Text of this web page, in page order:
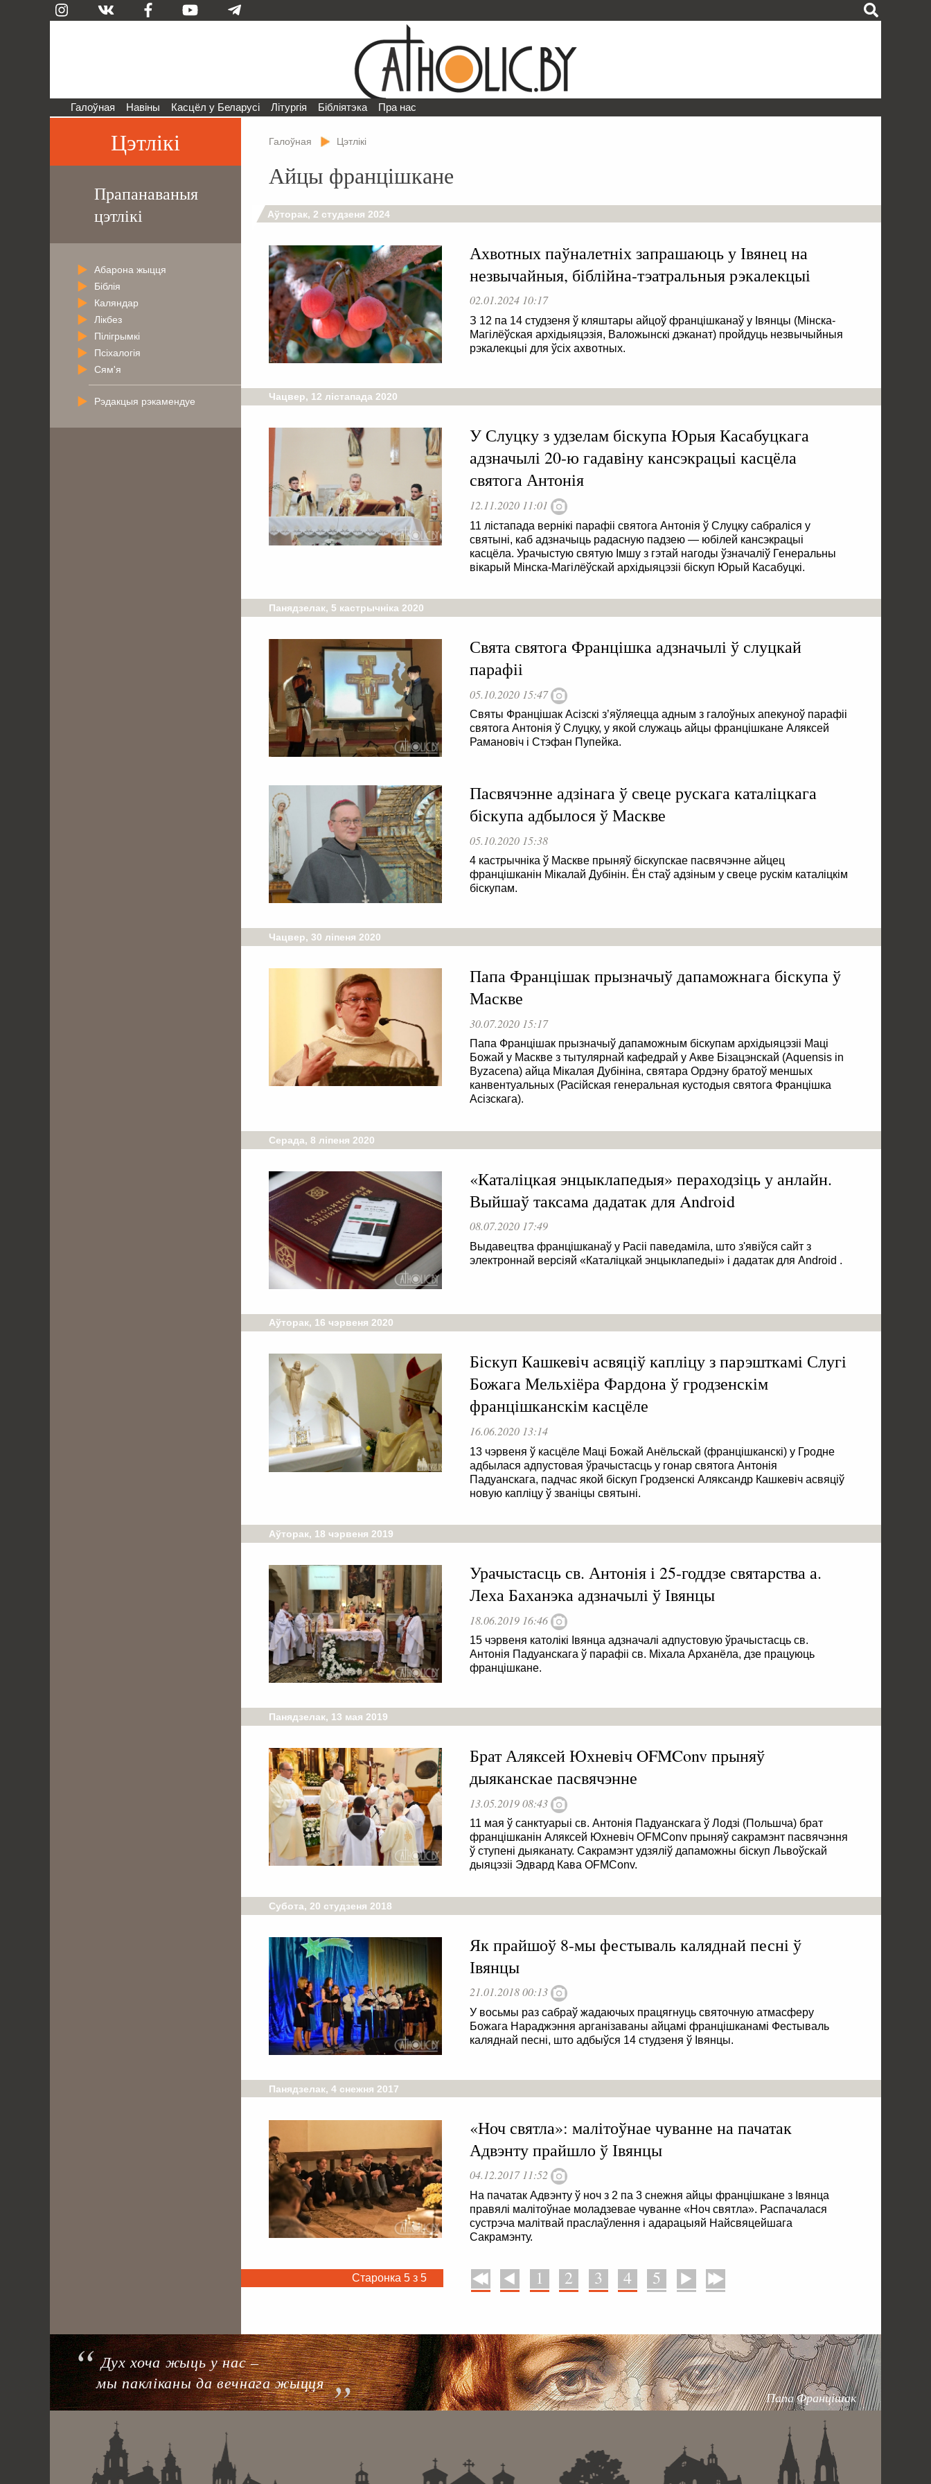
Галоўная Навіны Касцёл у Беларусі Літургія Бібліятэка Пра нас
Галоўная Цэтлікі
Айцы францішкане
Аўторак, 2 студзеня 2024
Ахвотных паўналетніх запрашаюць у Івянец на
незвычайныя, біблійна-тэатральныя рэкалекцыі
02.01.2024 10:17
З 12 па 14 студзеня ў кляштары айцоў францішканаў у Івянцы (Мінска-
Магілёўская архідыяцэзія, Валожынскі дэканат) пройдуць незвычыйныя
рэкалекцыі для ўсіх ахвотных.
Чацвер, 12 лістапада 2020
У Слуцку з удзелам біскупа Юрыя Касабуцкага
адзначылі 20-ю гадавіну кансэкрацыі касцёла
святога Антонія
12.11.2020 11:01
11 лістапада вернікі парафіі святога Антонія ў Слуцку сабраліся у
святыні, каб адзначыць радасную падзею — юбілей кансэкрацыі
касцёла. Урачыстую святую Імшу з гэтай нагоды ўзначаліў Генеральны
вікарый Мінска-Магілёўскай архідыяцэзіі біскуп Юрый Касабуцкі.
Панядзелак, 5 кастрычніка 2020
Свята святога Францішка адзначылі ў слуцкай
парафіі
05.10.2020 15:47
Святы Францішак Асізскі з’яўляецца адным з галоўных апекуноў парафіі
святога Антонія ў Слуцку, у якой служаць айцы францішкане Аляксей
Рамановіч і Стэфан Пупейка.
Пасвячэнне адзінага ў свеце рускага каталіцкага
біскупа адбылося ў Маскве
05.10.2020 15:38
4 кастрычніка ў Маскве прыняў біскупскае пасвячэнне айцец
францішканін Мікалай Дубінін. Ён стаў адзіным у свеце рускім каталіцкім
біскупам.
Чацвер, 30 ліпеня 2020
Папа Францішак прызначыў дапаможнага біскупа ў
Маскве
30.07.2020 15:17
Папа Францішак прызначыў дапаможным біскупам архідыяцэзіі Маці
Божай у Маскве з тытулярнай кафедрай у Акве Бізацэнскай (Aquensis in
Byzacena) айца Мікалая Дубініна, святара Ордэну братоў меншых
канвентуальных (Расійская генеральная кустодыя святога Францішка
Асізскага).
Серада, 8 ліпеня 2020
«Каталіцкая энцыклапедыя» пераходзіць у анлайн.
Выйшаў таксама дадатак для Android
08.07.2020 17:49
Выдавецтва францішканаў у Расіі паведаміла, што з'явіўся сайт з
электроннай версіяй «Каталіцкай энцыклапедыі» і дадатак для Android .
Аўторак, 16 чэрвеня 2020
Біскуп Кашкевіч асвяціў капліцу з парэшткамі Слугі
Божага Мельхіёра Фардона ў гродзенскім
францішканскім касцёле
16.06.2020 13:14
13 чэрвеня ў касцёле Маці Божай Анёльскай (францішканскі) у Гродне
адбылася адпустовая ўрачыстасць у гонар святога Антонія
Падуанскага, падчас якой біскуп Гродзенскі Аляксандр Кашкевіч асвяціў
новую капліцу ў званіцы святыні.
Аўторак, 18 чэрвеня 2019
Урачыстасць св. Антонія і 25-годдзе святарства а.
Леха Баханэка адзначылі ў Івянцы
18.06.2019 16:46
15 чэрвеня католікі Івянца адзначалі адпустовую ўрачыстасць св.
Антонія Падуанскага ў парафіі св. Міхала Арханёла, дзе працуюць
францішкане.
Панядзелак, 13 мая 2019
Брат Аляксей Юхневіч OFMConv прыняў
дыяканскае пасвячэнне
13.05.2019 08:43
11 мая ў санктуарыі св. Антонія Падуанскага ў Лодзі (Польшча) брат
францішканін Аляксей Юхневіч OFMConv прыняў сакрамэнт пасвячэння
ў ступені дыяканату. Сакрамэнт удзяліў дапаможны біскуп Львоўскай
дыяцэзіі Эдвард Кава OFMConv.
Субота, 20 студзеня 2018
Як прайшоў 8-мы фестываль каляднай песні ў
Івянцы
21.01.2018 00:13
У восьмы раз сабраў жадаючых працягнуць святочную атмасферу
Божага Нараджэння арганізаваны айцамі францішканамі Фестываль
каляднай песні, што адбыўся 14 студзеня ў Івянцы.
Панядзелак, 4 снежня 2017
«Ноч святла»: малітоўнае чуванне на пачатак
Адвэнту прайшло ў Івянцы
04.12.2017 11:52
На пачатак Адвэнту ў ноч з 2 па 3 снежня айцы францішкане з Івянца
правялі малітоўнае моладзевае чуванне «Ноч святла». Распачалася
сустрэча малітвай праслаўлення і адарацыяй Найсвяцейшага
Сакрамэнту.
Старонка 5 з 5 1 2 3 4 5
Цэтлікі
Прапанаваныя
цэтлікі
Абарона жыцця
Біблія
Каляндар
Лікбез
Пілігрымкі
Псіхалогія
Сям'я
Рэдакцыя рэкамендуе
Папа Францішак
Дух хоча жыць у нас –
мы пакліканы да вечнага жыцця